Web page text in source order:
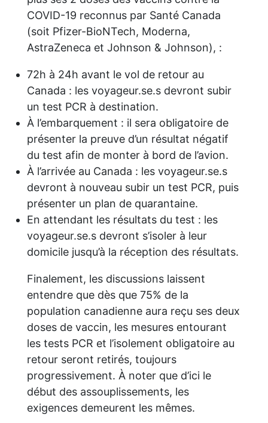
COVID-19 reconnus par Santé Canada
(soit Pfizer-BioNTech, Moderna,
AstraZeneca et Johnson & Johnson), :
72h à 24h avant le vol de retour au
Canada : les voyageur.se.s devront subir
un test PCR à destination.
À l’embarquement : il sera obligatoire de
présenter la preuve d’un résultat négatif
du test afin de monter à bord de l’avion.
À l’arrivée au Canada : les voyageur.se.s
devront à nouveau subir un test PCR, puis
présenter un plan de quarantaine.
En attendant les résultats du test : les
voyageur.se.s devront s’isoler à leur
domicile jusqu’à la réception des résultats.
Finalement, les discussions laissent
entendre que dès que 75% de la
population canadienne aura reçu ses deux
doses de vaccin, les mesures entourant
les tests PCR et l’isolement obligatoire au
retour seront retirés, toujours
progressivement. À noter que d’ici le
début des assouplissements, les
exigences demeurent les mêmes.